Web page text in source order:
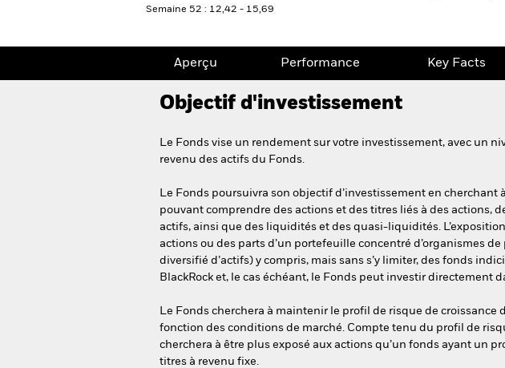
Semaine 52 : 12,42 - 15,69
Aperçu Performance Key Facts
Objectif d'investissement
Le Fonds vise un rendement sur votre investissement, avec un
revenu des actifs du Fonds.
Le Fonds poursuivra son objectif d’investissement en
pouvant comprendre des actions et des titres liés à des actions,
actifs, ainsi que des liquidités et des quasi-liquidités.
actions ou des parts d’un portefeuille concentré d’organismes
diversifié d’actifs) y compris, mais sans s’y limiter, des fonds
BlackRock et, le cas échéant, le Fonds peut investir directement
Le Fonds cherchera à maintenir le profil de risque de
fonction des conditions de marché. Compte tenu du profil de
cherchera à être plus exposé aux actions qu’un fonds ayant un
titres à revenu fixe.